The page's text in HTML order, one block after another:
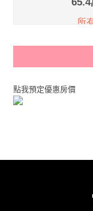
點我預定優惠房價